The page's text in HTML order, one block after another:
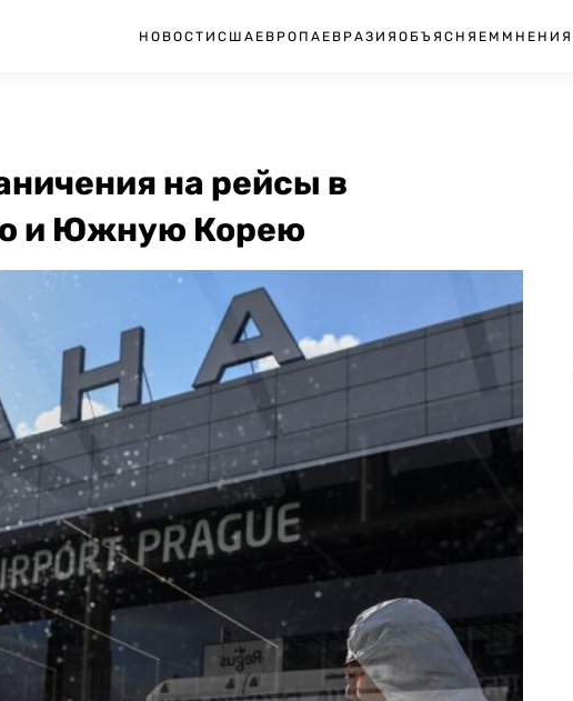
НОВОСТИ США ЕВРОПА ЕВРАЗИЯ ОБЪЯСНЯЕМ МНЕНИЯ
на рейсы в
и Южную Корею